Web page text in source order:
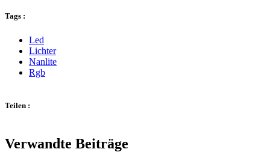
Tags :
Led
Lichter
Nanlite
Rgb
Teilen :
Verwandte Beiträge